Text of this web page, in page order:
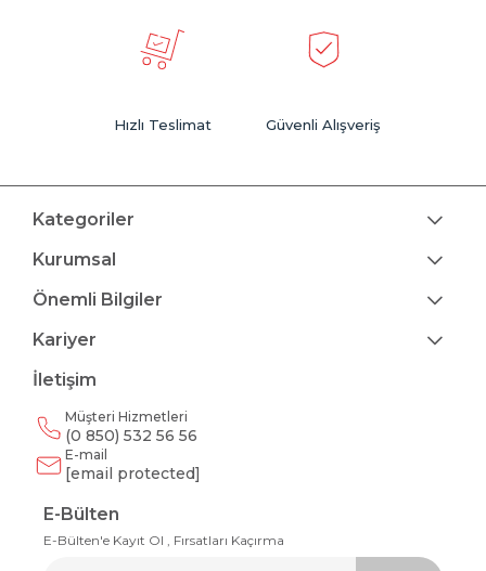
Hızlı Teslimat Güvenli Alışveriş
Kategoriler
Kurumsal
Önemli Bilgiler
Kariyer
İletişim
Müşteri Hizmetleri
(0 850) 532 56 56
E-mail
[email protected]
E-Bülten
E-Bülten'e Kayıt Ol , Fırsatları Kaçırma